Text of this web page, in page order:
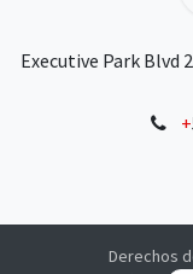
Executive Park Blvd
+
Derechos